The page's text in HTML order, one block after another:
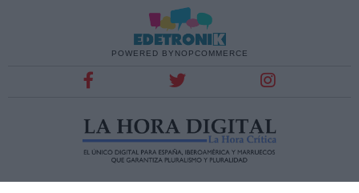
POWERED BY NOPCOMMERCE